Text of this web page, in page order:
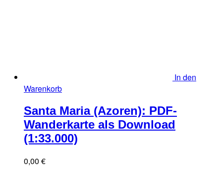
In den
Warenkorb
Santa Maria (Azoren): PDF-
Wanderkarte als Download
(1:33.000)
0,00 €